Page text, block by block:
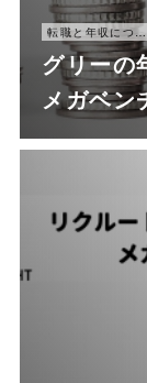
転職と年収について
グリーの
メガベン